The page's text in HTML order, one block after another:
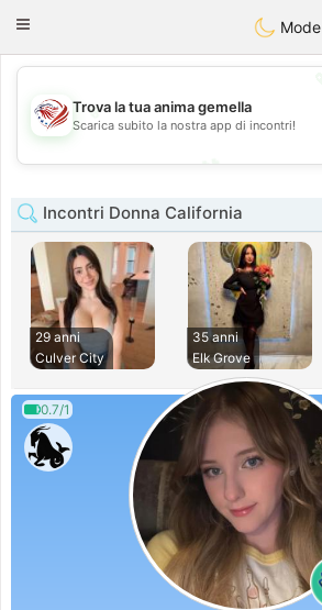
StatesDating
Toggle
Mode
💖
💕
Trova la tua anima gemella
Scarica subito la nostra app di incontri!
Incontri Donna California
29 anni
Culver City
35 anni
Elk Grove
0.7/1